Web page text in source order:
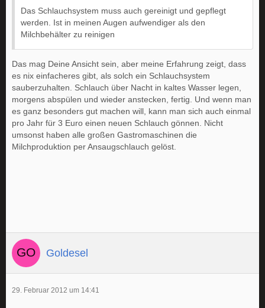
Das Schlauchsystem muss auch gereinigt und gepflegt
werden. Ist in meinen Augen aufwendiger als den
Milchbehälter zu reinigen
Das mag Deine Ansicht sein, aber meine Erfahrung zeigt, dass
es nix einfacheres gibt, als solch ein Schlauchsystem
sauberzuhalten. Schlauch über Nacht in kaltes Wasser legen,
morgens abspülen und wieder anstecken, fertig. Und wenn man
es ganz besonders gut machen will, kann man sich auch einmal
pro Jahr für 3 Euro einen neuen Schlauch gönnen. Nicht
umsonst haben alle großen Gastromaschinen die
Milchproduktion per Ansaugschlauch gelöst.
Goldesel
29. Februar 2012 um 14:41